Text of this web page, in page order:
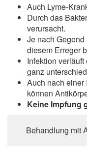
Auch Lyme-
Durch das
verursacht.
Je nach
diesem Erreger
Infektion
ganz
Auch nach einer
können
Keine Impfung
Behandlung mit